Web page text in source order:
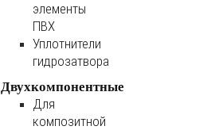
элементы
ПВХ
Уплотнители
гидрозатвора
Двухкомпонентные
Для
композитной